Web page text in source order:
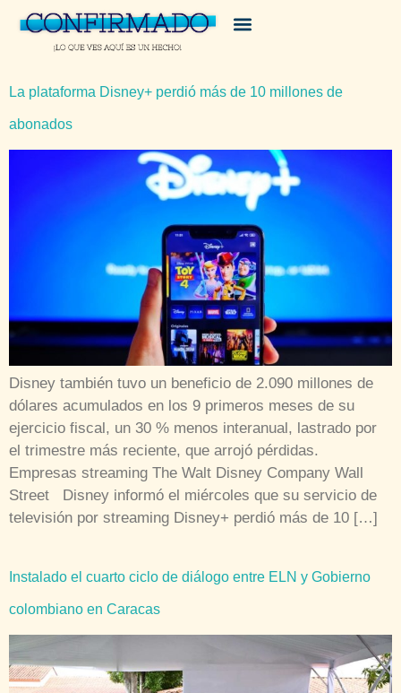
La plataforma Disney+ perdió más de 10 millones de
abonados
Disney también tuvo un beneficio de 2.090 millones de
dólares acumulados en los 9 primeros meses de su
ejercicio fiscal, un 30 % menos interanual, lastrado por
el trimestre más reciente, que arrojó pérdidas.
Empresas streaming The Walt Disney Company Wall
Street Disney informó el miércoles que su servicio de
televisión por streaming Disney+ perdió más de 10 […]
Instalado el cuarto ciclo de diálogo entre ELN y Gobierno
colombiano en Caracas